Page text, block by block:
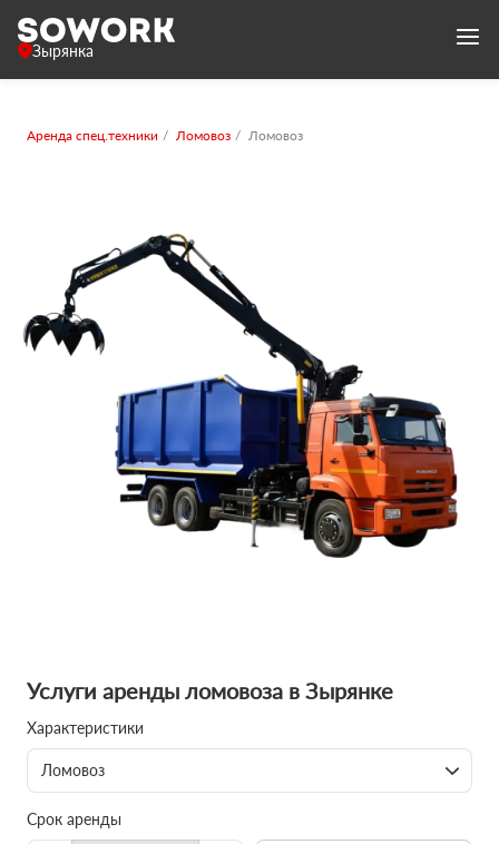
Зырянка
Аренда спец.техники Ломовоз Ломовоз
Услуги аренды ломовоза в Зырянке
Характеристики
Ломовоз
Срок аренды